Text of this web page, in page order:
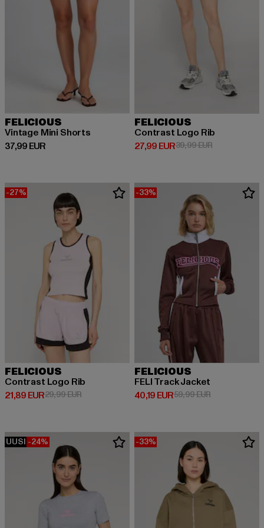
FELICIOUS
Vintage Mini Shorts
37,99 EUR
Ajankohtainen hinta: 37,99 EUR
FELICIOUS
Contrast Logo Rib
27,99 EUR
Ajankohtainen hinta: 27,99 EUR
39,99 EUR
-27%
FELICIOUS
Contrast Logo Rib
21,89 EUR
Ajankohtainen hinta: 21,89 EUR
29,99 EURKampanjahinta: 29,99 EUR
-33%
FELICIOUS
FELI Track Jacket
40,19 EUR
Ajankohtainen hinta: 40,19 EUR
59,99 EUR
UUSI -24% -33%